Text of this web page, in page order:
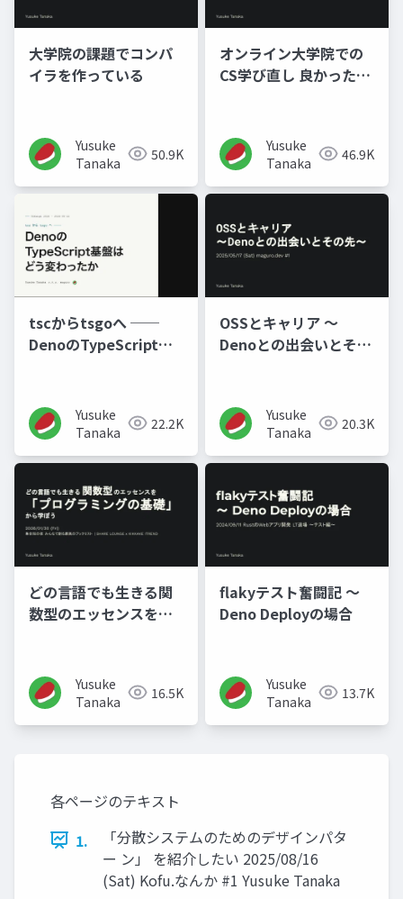
大学院の課題でコンパ
イラを作っている
Yusuke
Tanaka
50.9K
オンライン大学院での
CS学び直し 良かったこ
Yusuke
Tanaka
46.9K
tscからtsgoへ ──
DenoのTypeScript基
Yusuke
Tanaka
22.2K
OSSとキャリア ～
Denoとの出会いとその
Yusuke
Tanaka
20.3K
どの言語でも生きる関
数型のエッセンスを
Yusuke
Tanaka
16.5K
flakyテスト奮闘記 〜
Deno Deployの場合
Yusuke
Tanaka
13.7K
各ページのテキスト
1.
「分散システムのためのデザインパタ
ー ン」 を紹介したい 2025/08/16
(Sat) Kofu.なんか #1 Yusuke Tanaka